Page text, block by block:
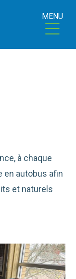
MENU
à chaque
en autobus afin
et naturels